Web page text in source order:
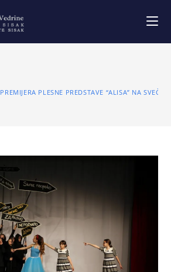
PREMIJERA PLESNE PREDSTAVE “ALISA” NA